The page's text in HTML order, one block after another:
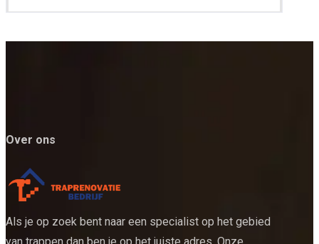
Over ons
Als je op zoek bent naar een specialist op het gebied